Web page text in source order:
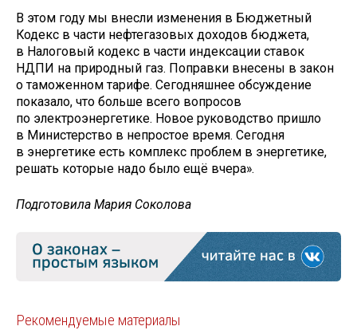
В этом году мы внесли изменения в Бюджетный
Кодекс в части нефтегазовых доходов бюджета,
в Налоговый кодекс в части индексации ставок
НДПИ на природный газ. Поправки внесены в закон
о таможенном тарифе. Сегодняшнее обсуждение
показало, что больше всего вопросов
по электроэнергетике. Новое руководство пришло
в Министерство в непростое время. Сегодня
в энергетике есть комплекс проблем в энергетике,
решать которые надо было ещё вчера».
Подготовила Мария Соколова
Рекомендуемые материалы